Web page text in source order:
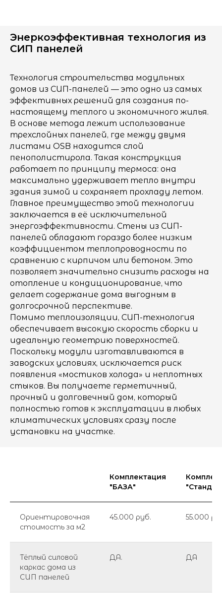
Энеркоэффективная технология из
СИП панелей
Технология строительства модульных
домов из СИП-панелей — это одно из самых
эффективных решений для создания по-
настоящему теплого и экономичного жилья.
В основе метода лежит использование
трехслойных панелей, где между двумя
листами OSB находится слой
пенополистирола. Такая конструкция
работает по принципу термоса: она
максимально удерживает тепло внутри
здания зимой и сохраняет прохладу летом.
Главное преимущество этой технологии
заключается в её исключительной
энергоэффективности. Стены из СИП-
панелей обладают гораздо более низким
коэффициентом теплопроводности по
сравнению с кирпичом или бетоном. Это
позволяет значительно снизить расходы на
отопление и кондиционирование, что
делает содержание дома выгодным в
долгосрочной перспективе.
Помимо теплоизоляции, СИП-технология
обеспечивает высокую скорость сборки и
идеальную геометрию поверхностей.
Поскольку модули изготавливаются в
заводских условиях, исключается риск
появления «мостиков холода» и неплотных
стыков. Вы получаете герметичный,
прочный и долговечный дом, который
полностью готов к эксплуатации в любых
климатических условиях сразу после
установки на участке.
Комплектация
"БАЗА"
Ориентировочная
стоимость за м2
45.000 руб. 55.000
Тёплый силовой
каркас дома из
СИП панелей
ДА. ДА